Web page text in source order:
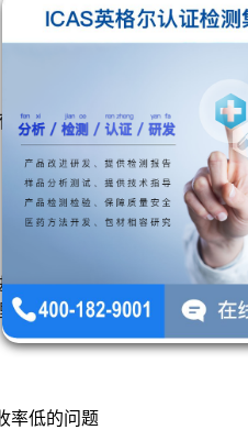
定，易水解为硫酸单甲酯。
检测，即可达到准确测定硫
简单，定量准确，灵敏度、精
低的问题